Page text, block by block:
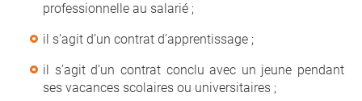
professionnelle au salarié ;
il s’agit d’un contrat d’apprentissage ;
il s’agit d’un contrat conclu avec un jeune pendant
ses vacances scolaires ou universitaires ;